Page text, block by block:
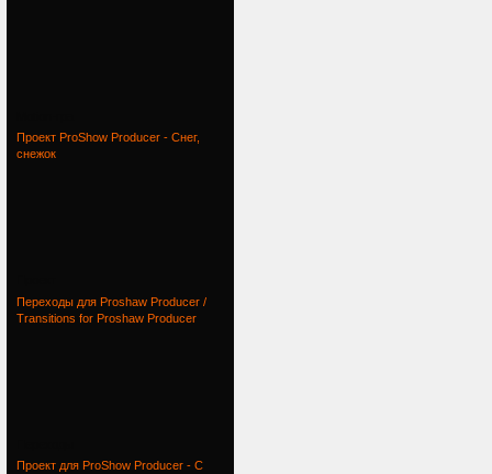
Проект ProShow Producer - Снег,
снежок
Переходы для Proshaw Producer /
Transitions for Proshaw Producer
Проект для ProShow Producer - С